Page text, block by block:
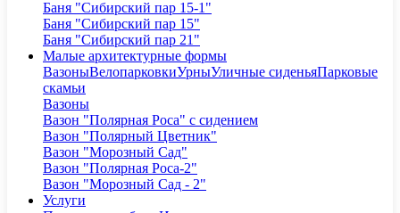
Баня "Сибирский пар 15-1"
Баня "Сибирский пар 15"
Баня "Сибирский пар 21"
Малые архитектурные формы
ВазоныВелопарковкиУрныУличные сиденьяПарковые
скамьи
Вазоны
Вазон "Полярная Роса" с сидением
Вазон "Полярный Цветник"
Вазон "Морозный Сад"
Вазон "Полярная Роса-2"
Вазон "Морозный Сад - 2"
Услуги